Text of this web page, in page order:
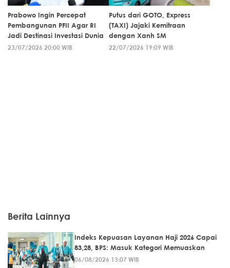
Prabowo Ingin Percepat
Pembangunan PFII Agar RI
Jadi Destinasi Investasi Dunia
23/07/2026 20:00 WIB
Putus dari GOTO, Express
(TAXI) Jajaki Kemitraan
dengan Xanh SM
22/07/2026 19:09 WIB
Berita Lainnya
Indeks Kepuasan Layanan Haji 2026 Capai
83,28, BPS: Masuk Kategori Memuaskan
06/08/2026 13:07 WIB